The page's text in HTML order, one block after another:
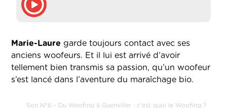
Marie-Laure garde toujours contact avec ses
anciens woofeurs. Et il lui est arrivé d’avoir
tellement bien transmis sa passion, qu’un woofeur
s’est lancé dans l’aventure du maraîchage bio.
Son N°6 - Du Woofing à Guenviller : c'est quoi le Woofing ?